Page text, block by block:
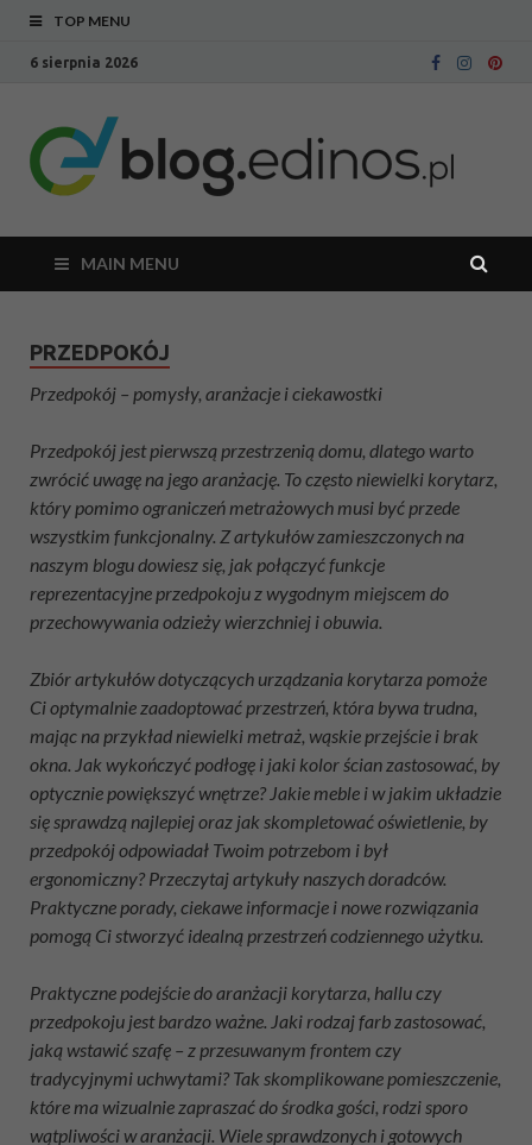
TOP MENU
6 sierpnia 2026
Edinos
MAIN MENU
PRZEDPOKÓJ
Przedpokój ­– pomysły, aranżacje i ciekawostki
Przedpokój jest pierwszą przestrzenią domu, dlatego warto
zwrócić uwagę na jego aranżację. To często niewielki korytarz,
który pomimo ograniczeń metrażowych musi być przede
wszystkim funkcjonalny. Z artykułów zamieszczonych na
naszym blogu dowiesz się, jak połączyć funkcje
reprezentacyjne przedpokoju z wygodnym miejscem do
przechowywania odzieży wierzchniej i obuwia.
Zbiór artykułów dotyczących urządzania korytarza pomoże
Ci optymalnie zaadoptować przestrzeń, która bywa trudna,
mając na przykład niewielki metraż, wąskie przejście i brak
okna. Jak wykończyć podłogę i jaki kolor ścian zastosować, by
optycznie powiększyć wnętrze? Jakie meble i w jakim układzie
się sprawdzą najlepiej oraz jak skompletować oświetlenie, by
przedpokój odpowiadał Twoim potrzebom i był
ergonomiczny? Przeczytaj artykuły naszych doradców.
Praktyczne porady, ciekawe informacje i nowe rozwiązania
pomogą Ci stworzyć idealną przestrzeń codziennego użytku.
Praktyczne podejście do aranżacji korytarza, hallu czy
przedpokoju jest bardzo ważne. Jaki rodzaj farb zastosować,
jaką wstawić szafę – z przesuwanym frontem czy
tradycyjnymi uchwytami? Tak skomplikowane pomieszczenie,
które ma wizualnie zapraszać do środka gości, rodzi sporo
wątpliwości w aranżacji. Wiele sprawdzonych i gotowych